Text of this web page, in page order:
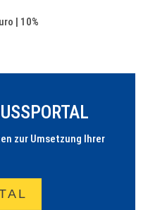
| 10%
zur Umsetzung Ihrer